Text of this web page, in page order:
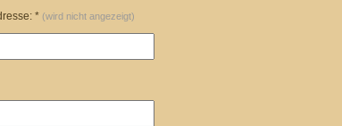
* (wird nicht angezeigt)